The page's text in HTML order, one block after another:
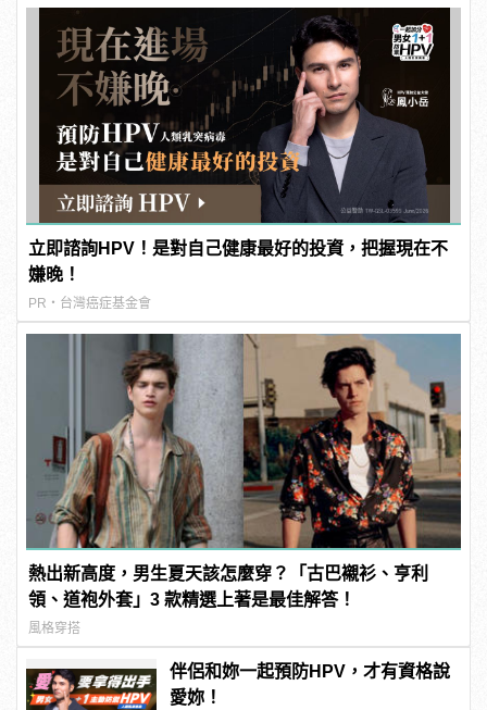
立即諮詢HPV！是對自己健康最好的投資，把握現在不
嫌晚！
PR・台灣癌症基金會
熱出新高度，男生夏天該怎麼穿？「古巴襯衫、亨利
領、道袍外套」3 款精選上著是最佳解答！
風格穿搭
伴侶和妳一起預防HPV，才有資格說
愛妳！